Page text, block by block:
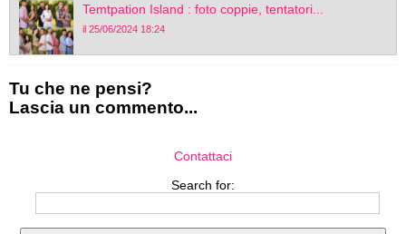
Temtpation Island : foto coppie, tentatori...
il 25/06/2024 18:24
Tu che ne pensi?
Lascia un commento...
Contattaci
Search for: